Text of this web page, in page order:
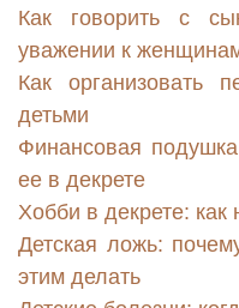
Как говорить с
уважении к
Как организовать
детьми
Финансовая
ее в декрете
Хобби в декрете: как
Детская ложь:
этим делать